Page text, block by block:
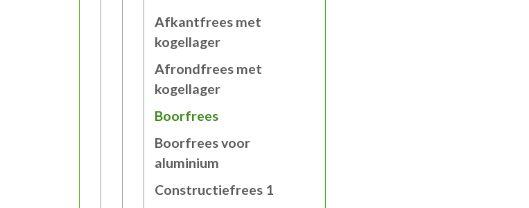
Afkantfrees met
kogellager
Afrondfrees met
kogellager
Boorfrees
Boorfrees voor
aluminium
Constructiefrees 1